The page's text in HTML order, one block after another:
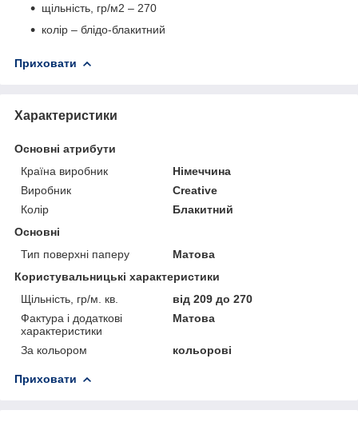
щільність, гр/м2 – 270
колір – блідо-блакитний
Приховати
Характеристики
Основні атрибути
Країна виробник
Німеччина
Виробник
Creative
Колір
Блакитний
Основні
Тип поверхні паперу
Матова
Користувальницькі характеристики
Щільність, гр/м. кв.
від 209 до 270
Фактура і додаткові
характеристики
Матова
За кольором кольорові
Приховати